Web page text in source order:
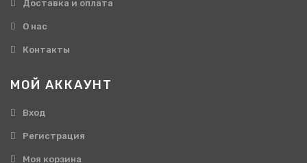
Доставка и оплата
О нас
Контакты
МОЙ АККАУНТ
Вход
Регистрация
Моя корзина